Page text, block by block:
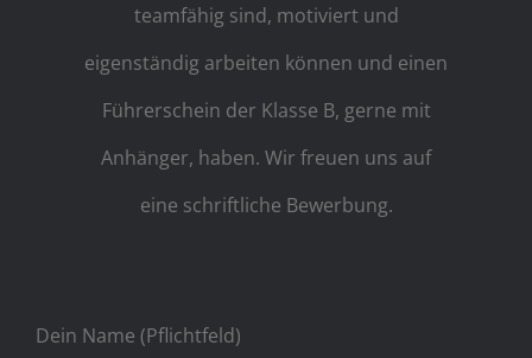
teamfähig sind, motiviert und
eigenständig arbeiten können und einen
Führerschein der Klasse B, gerne mit
Anhänger, haben. Wir freuen uns auf
eine schriftliche Bewerbung.
Dein Name (Pflichtfeld)